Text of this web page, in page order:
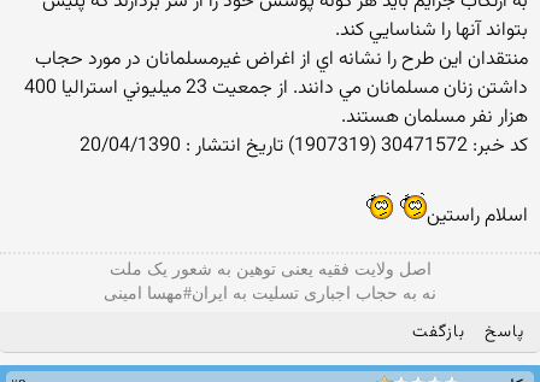
بتواند آنها را شناسايي كند.
منتقدان اين طرح را نشانه اي از اغراض غيرمسلمانان در مورد حجاب
داشتن زنان مسلمانان مي دانند. از جمعيت 23 ميليوني استراليا 400
هزار نفر مسلمان هستند.
کد خبر: 30471572 (1907319) تاريخ انتشار : 20/04/1390
اسلام راستین
اصل ولایت فقیه یعنی‌ توهین به شعور یک ملت
نه به حجاب اجباری تسلیت به ایران#مهسا امینی
پاسخ بازگفت